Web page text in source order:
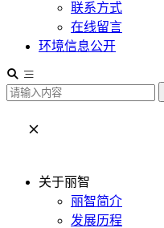
联系方式
在线留言
环境信息公开
关于丽智
丽智简介
发展历程